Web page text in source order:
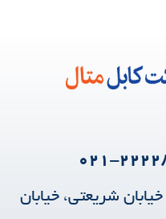
۰۲۱
شریعتی، خیابان